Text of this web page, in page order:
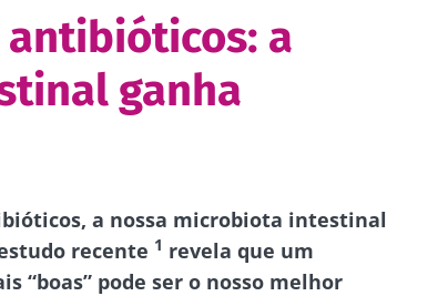
antibióticos: a
ganha
a nossa microbiota intestinal
recente 1 revela que um
“boas” pode ser o nosso melhor